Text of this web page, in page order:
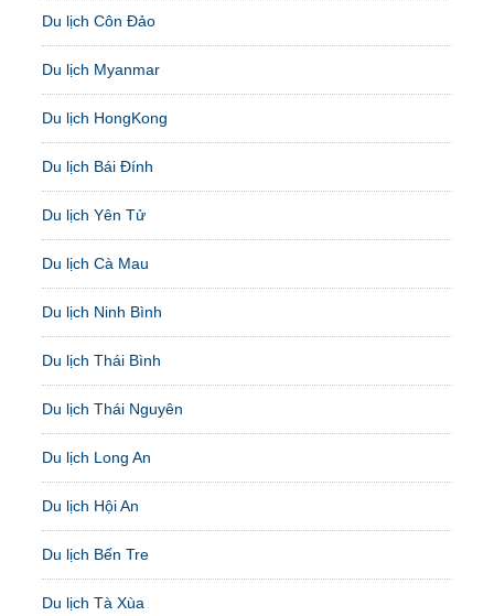
Du lịch Côn Đảo
Du lịch Myanmar
Du lịch HongKong
Du lịch Bái Đính
Du lịch Yên Tử
Du lịch Cà Mau
Du lịch Ninh Bình
Du lịch Thái Bình
Du lịch Thái Nguyên
Du lịch Long An
Du lịch Hội An
Du lịch Bến Tre
Du lịch Tà Xùa